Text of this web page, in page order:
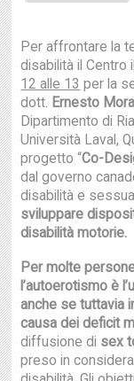
Per affrontare la
disabilità il Centro
12 alle 13 per la
dott. Ernesto
Dipartimento di
Università Laval,
progetto “Co-
dal governo
disabilità e
sviluppare
disabilità motorie.
Per molte
l’autoerotismo è
anche se tuttavia
causa dei deficit
diffusione di sex
preso in